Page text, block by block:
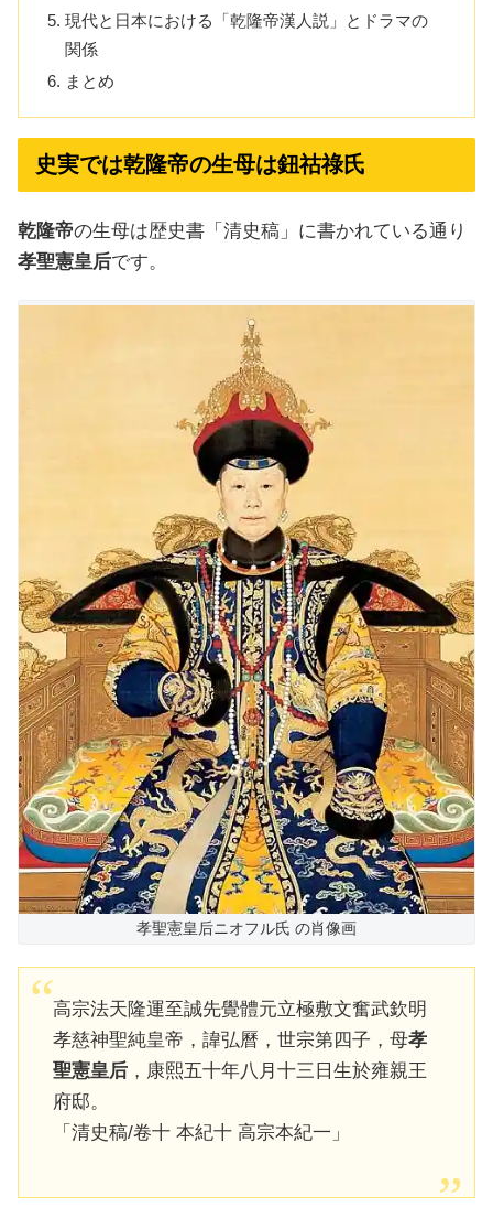
現代と日本における「乾隆帝漢人説」とドラマの
関係
まとめ
史実では乾隆帝の生母は鈕祜祿氏
乾隆帝の生母は歴史書「清史稿」に書かれている通り
孝聖憲皇后です。
孝聖憲皇后ニオフル氏 の肖像画
高宗法天隆運至誠先覺體元立極敷文奮武欽明
孝慈神聖純皇帝，諱弘曆，世宗第四子，母孝
聖憲皇后，康熙五十年八月十三日生於雍親王
府邸。
「清史稿/卷十 本紀十 高宗本紀一」